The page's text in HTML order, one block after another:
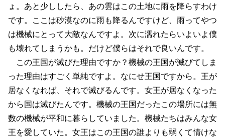
ょ。あと少ししたら、あの雲はこの土地に雨を降らすわけ
です。ここは砂漠なのに雨も降るんですけど、雨ってやつ
は機械にとって大敵なんですよ。次に濡れたらいよいよ僕
も壊れてしまうかも。だけど僕らはそれで良いんです。
この王国が滅びた理由ですか？機械の王国が滅びてしま
った理由はすごく単純ですよ。なにせ王国ですから。王が
居なくなれば、それで滅びるんです。女王が居なくなった
から国は滅びたんです。機械の王国だったこの場所には無
数の機械が平和に暮らしていました。機械たちはみんな女
王を愛していた。女王はこの王国の誰よりも弱くて情けな